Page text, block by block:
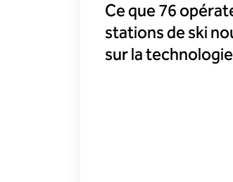
Ce que 76
stations de ski
sur la